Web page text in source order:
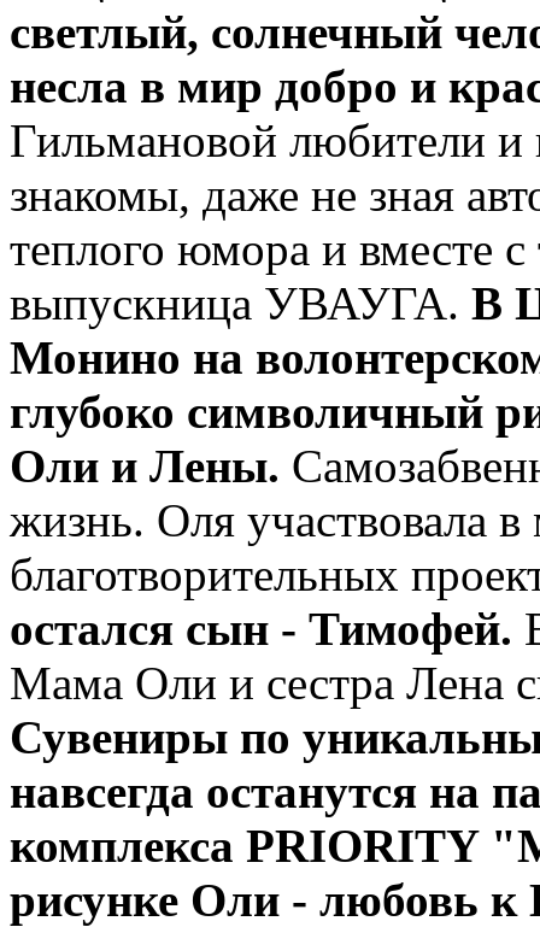
светлый, солнечный
несла в мир добро и
Гильмановой любители
знакомы, даже не зная
теплого юмора и вместе
выпускница УВАУГА. В
Монино на
глубоко символичный
Оли и Лены.
жизнь. Оля участвовала
благотворительных
остался сын - Тимофей.
Мама Оли и сестра Лена
Сувениры по
навсегда останутся на
комплекса PRIORITY
рисунке Оли - любовь к